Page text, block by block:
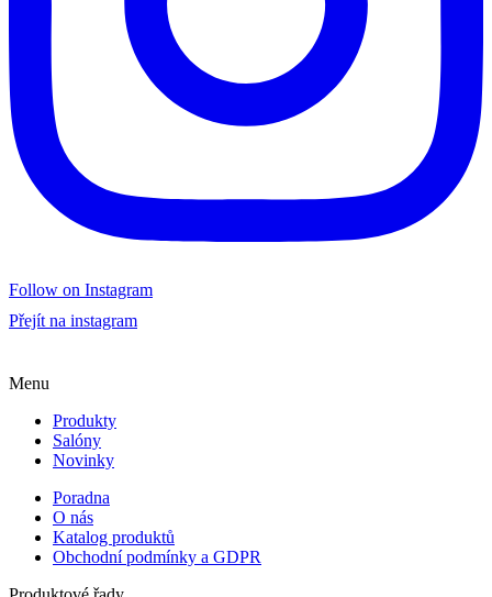
Follow on Instagram
Přejít na instagram
Menu
Produkty
Salóny
Novinky
Poradna
O nás
Katalog produktů
Obchodní podmínky a GDPR